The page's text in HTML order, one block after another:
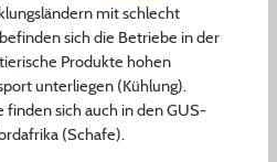
mit schlecht
sich die Betriebe in der
Produkte hohen
unterliegen (Kühlung).
finden sich auch in den GUS-
(Schafe).